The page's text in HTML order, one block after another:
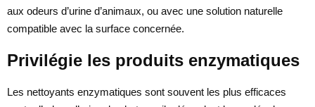
aux odeurs d’urine d’animaux, ou avec une solution naturelle
compatible avec la surface concernée.
Privilégie les produits enzymatiques
Les nettoyants enzymatiques sont souvent les plus efficaces